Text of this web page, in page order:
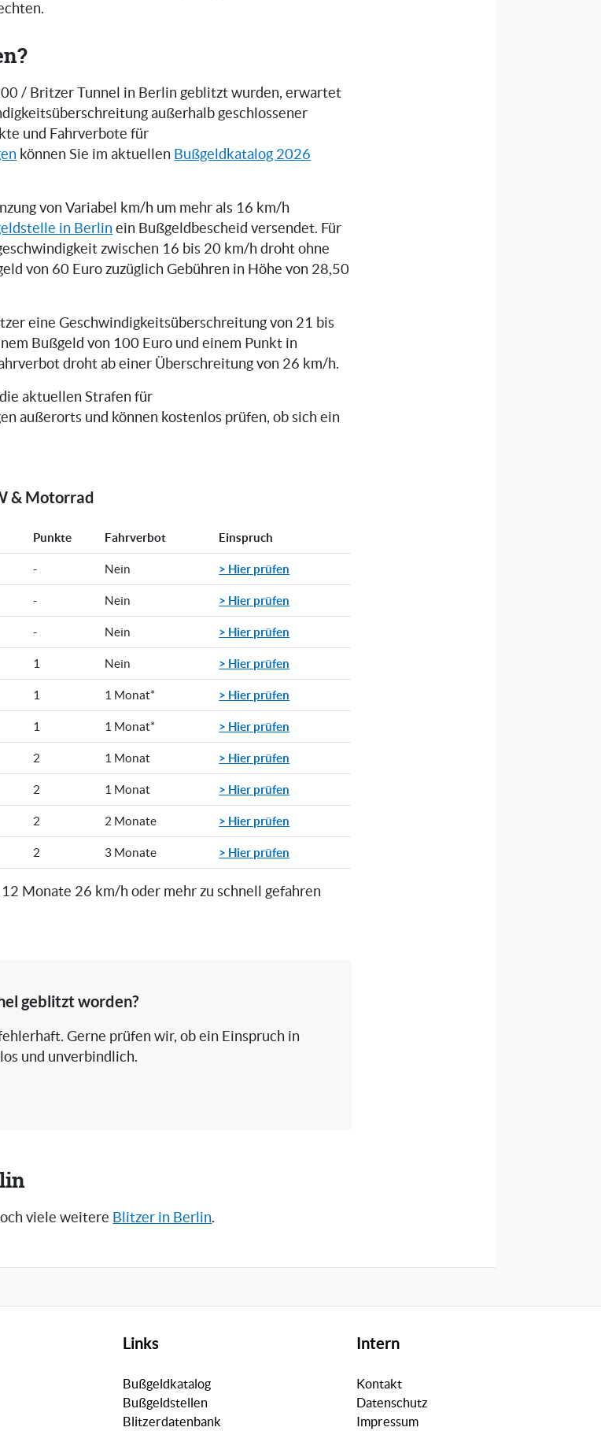
/ Britzer Tunnel in Berlin geblitzt wurden, erwartet
außerhalb geschlossener
und Fahrverbote für
können Sie im aktuellen Bußgeldkatalog 2026
von Variabel km/h um mehr als 16 km/h
in Berlin ein Bußgeldbescheid versendet. Für
zwischen 16 bis 20 km/h droht ohne
von 60 Euro zuzüglich Gebühren in Höhe von 28,50
eine Geschwindigkeitsüberschreitung von 21 bis
Bußgeld von 100 Euro und einem Punkt in
droht ab einer Überschreitung von 26 km/h.
aktuellen Strafen für
außerorts und können kostenlos prüfen, ob sich ein
& Motorrad
Punkte Fahrverbot Einspruch
- Nein > Hier prüfen
- Nein > Hier prüfen
- Nein > Hier prüfen
1 Nein > Hier prüfen
1 1 Monat* > Hier prüfen
1 1 Monat* > Hier prüfen
2 1 Monat > Hier prüfen
2 1 Monat > Hier prüfen
2 2 Monate > Hier prüfen
2 3 Monate > Hier prüfen
Monate 26 km/h oder mehr zu schnell gefahren
geblitzt worden?
Gerne prüfen wir, ob ein Einspruch in
und unverbindlich.
viele weitere Blitzer in Berlin.
Links
Bußgeldkatalog
Bußgeldstellen
Blitzerdatenbank
Intern
Kontakt
Datenschutz
Impressum